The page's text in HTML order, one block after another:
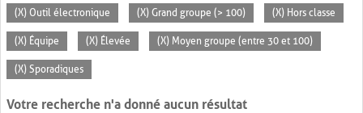
(X) Outil électronique (X) Grand groupe (> 100) (X) Hors classe
(X) Équipe (X) Élevée (X) Moyen groupe (entre 30 et 100)
(X) Sporadiques
Votre recherche n'a donné aucun résultat